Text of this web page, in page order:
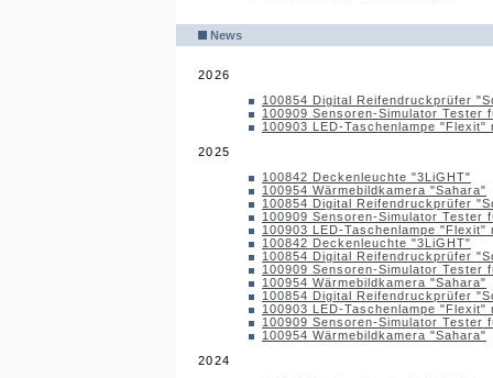
News
2026
100854 Digital Reifendruckprüfer
100909 Sensoren-Simulator Tester
100903 LED-Taschenlampe "Flexit"
2025
100842 Deckenleuchte "3LiGHT"
100954 Wärmebildkamera "Sahara"
100854 Digital Reifendruckprüfer
100909 Sensoren-Simulator Tester
100903 LED-Taschenlampe "Flexit"
100842 Deckenleuchte "3LiGHT"
100854 Digital Reifendruckprüfer
100909 Sensoren-Simulator Tester
100954 Wärmebildkamera "Sahara"
100854 Digital Reifendruckprüfer
100903 LED-Taschenlampe "Flexit"
100909 Sensoren-Simulator Tester
100954 Wärmebildkamera "Sahara"
2024